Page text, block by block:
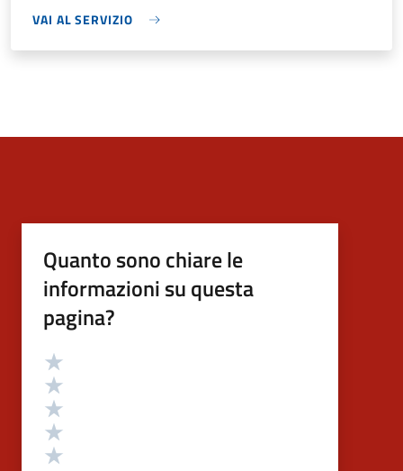
VAI AL SERVIZIO
Quanto sono chiare le
informazioni su questa
pagina?
Valutazione